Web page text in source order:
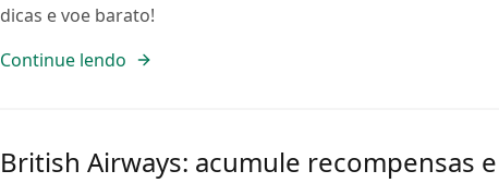
dicas e voe barato!
Continue lendo
British Airways: acumule recompensas